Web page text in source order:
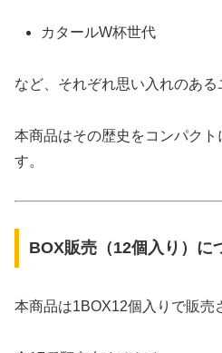
カタールW杯世代
など、それぞれ思い入れのある
本商品はその歴史をコンパクト
す。
BOX販売（12個入り）に
本商品は1BOX12個入りで販売